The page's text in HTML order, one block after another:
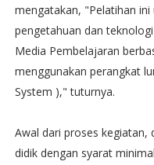
mengatakan, "Pelatihan
pengetahuan dan
Media Pembelajaran
menggunakan perangkat
System )," tuturnya.
Awal dari proses kegiatan,
didik dengan syarat